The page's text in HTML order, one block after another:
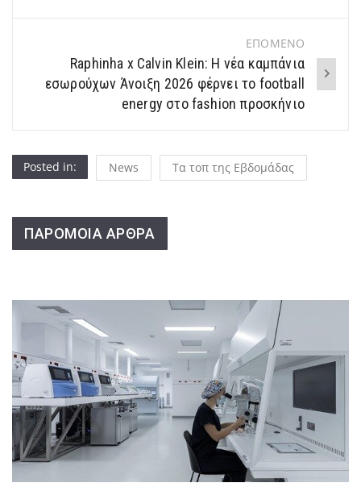
ΕΠΟΜΕΝΟ
Raphinha x Calvin Klein: Η νέα καμπάνια
εσωρούχων Άνοιξη 2026 φέρνει το football
energy στο fashion προσκήνιο
Posted in: News Τα τοπ της Εβδομάδας
ΠΑΡΟΜΟΙΑ ΑΡΘΡΑ